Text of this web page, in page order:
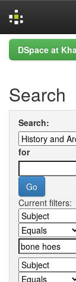
Skip
navigation
DSpace at
Search
Search:
for
Current filters: